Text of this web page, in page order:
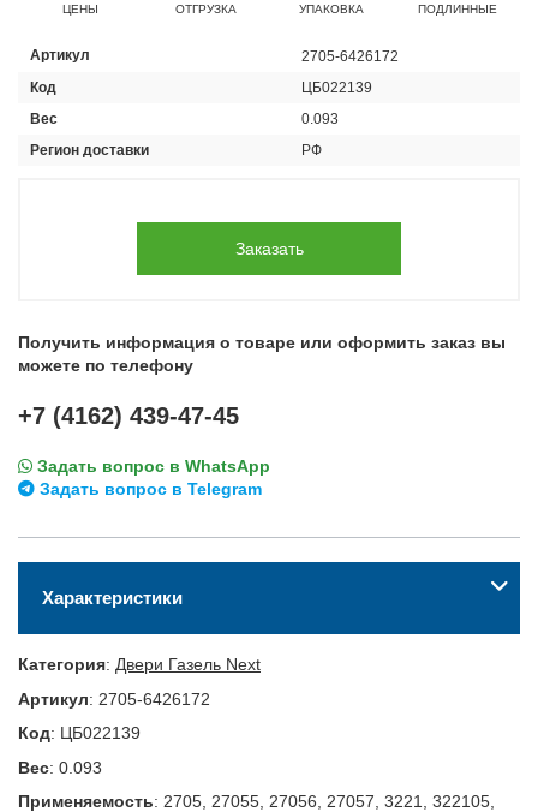
Сервисный центр
+7 (4162) 22–95–69
График работы: ПН-ПТ с 8.30 до 18.00 (+6 по МСК)
График работы сервис: ПН-СБ с 8.30 до 20.00
ЦЕНЫ ОТГРУЗКА УПАКОВКА ПОДЛИННЫЕ
Артикул
2705-6426172
Код
ЦБ022139
Вес
0.093
Регион доставки
РФ
Заказать
Получить информация о товаре или оформить заказ вы
можете по телефону
+7 (4162) 439-47-45
Задать вопрос в WhatsApp
Задать вопрос в Telegram
Характеристики
Категория: Двери Газель Next
Артикул: 2705-6426172
Код: ЦБ022139
Вес: 0.093
Применяемость: 2705, 27055, 27056, 27057, 3221, 322105,